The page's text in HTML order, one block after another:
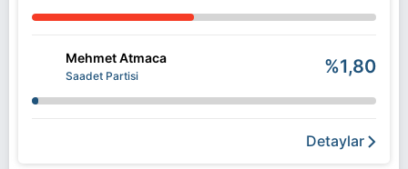
Mehmet Atmaca
Saadet Partisi %1,80
Detaylar